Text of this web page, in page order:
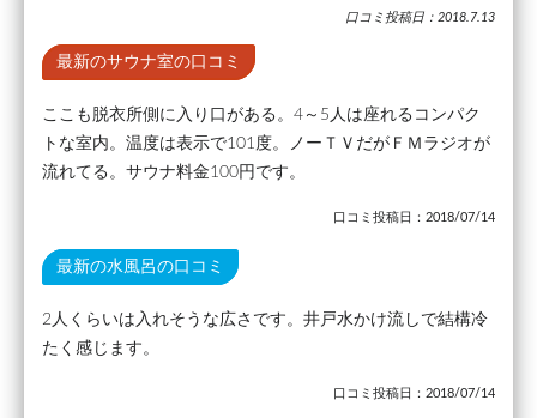
口コミ投稿日：2018.7.13
最新のサウナ室の口コミ
ここも脱衣所側に入り口がある。4～5人は座れるコンパク
トな室内。温度は表示で101度。ノーＴＶだがＦＭラジオが
流れてる。サウナ料金100円です。
口コミ投稿日：2018/07/14
最新の水風呂の口コミ
2人くらいは入れそうな広さです。井戸水かけ流しで結構冷
たく感じます。
口コミ投稿日：2018/07/14